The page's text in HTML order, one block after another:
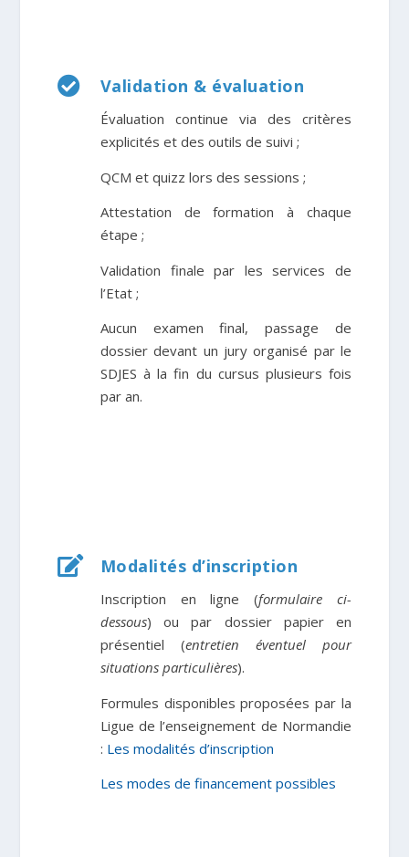
 Validation & évaluation
Évaluation continue via des critères
explicités et des outils de suivi ;
QCM et quizz lors des sessions ;
Attestation de formation à chaque
étape ;
Validation finale par les services de
l’Etat;
Aucun examen final, passage de
dossier devant un jury organisé par le
SDJES à la fin du cursus plusieurs fois
par an.
 Modalités d’inscription
Inscription en ligne (formulaire ci-
dessous) ou par dossier papier en
présentiel (entretien éventuel pour
situations particulières).
Formules disponibles proposées par la
Ligue de l’enseignement de Normandie
: Les modalités d’inscription
Les modes de financement possibles